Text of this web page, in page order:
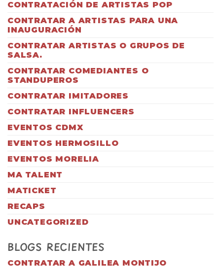
CONTRATACIÓN DE ARTISTAS POP
CONTRATAR A ARTISTAS PARA UNA
INAUGURACIÓN
CONTRATAR ARTISTAS O GRUPOS DE
SALSA.
CONTRATAR COMEDIANTES O
STANDUPEROS
CONTRATAR IMITADORES
CONTRATAR INFLUENCERS
EVENTOS CDMX
EVENTOS HERMOSILLO
EVENTOS MORELIA
MA TALENT
MATICKET
RECAPS
UNCATEGORIZED
BLOGS RECIENTES
CONTRATAR A GALILEA MONTIJO